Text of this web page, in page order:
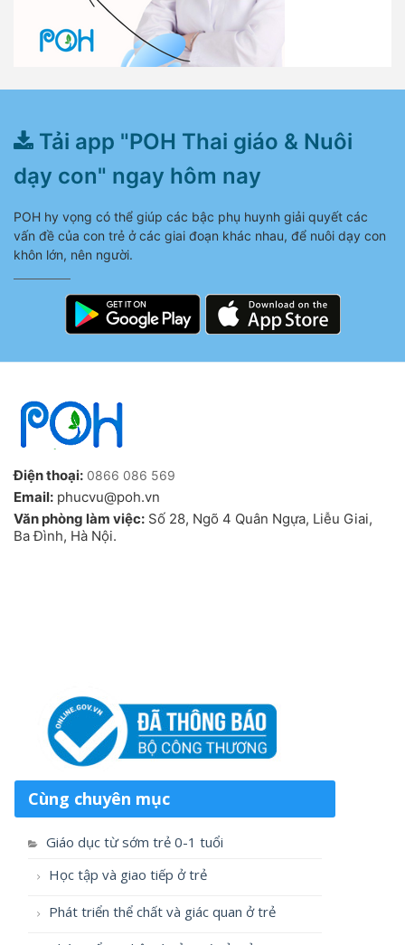
Tải app "POH Thai giáo & Nuôi
dạy con" ngay hôm nay
POH hy vọng có thể giúp các bậc phụ huynh giải quyết các
vấn đề của con trẻ ở các giai đoạn khác nhau, để nuôi dạy con
khôn lớn, nên người.
Điện thoại: 0866 086 569
Email: phucvu@poh.vn
Văn phòng làm việc: Số 28, Ngõ 4 Quân Ngựa, Liễu Giai,
Ba Đình, Hà Nội.
Cùng chuyên mục
Giáo dục từ sớm trẻ 0-1 tuổi
Học tập và giao tiếp ở trẻ
Phát triển thể chất và giác quan ở trẻ